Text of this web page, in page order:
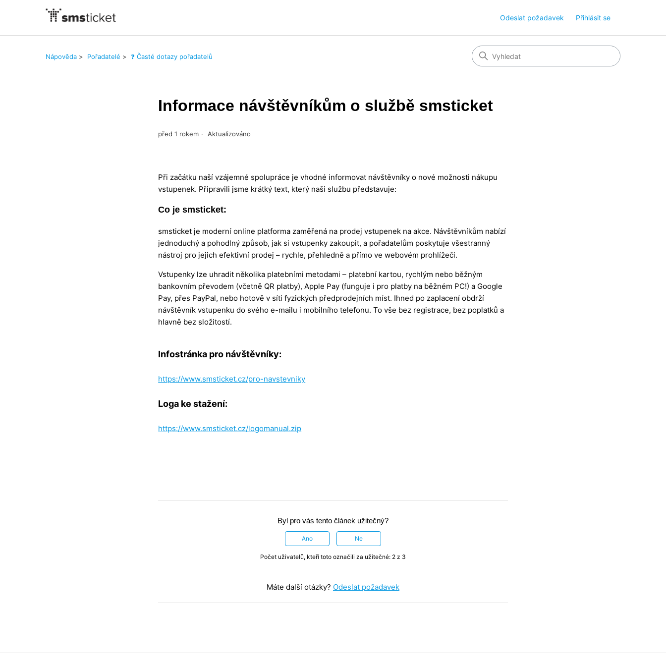
Odeslat požadavek Přihlásit se
Nápověda Pořadatelé ❓ Časté dotazy pořadatelů
Informace návštěvníkům o službě smsticket
před 1 rokem Aktualizováno
Při začátku naší vzájemné spolupráce je vhodné informovat návštěvníky o nové možnosti nákupu
vstupenek. Připravili jsme krátký text, který naši službu představuje:
Co je smsticket:
smsticket je moderní online platforma zaměřená na prodej vstupenek na akce. Návštěvníkům nabízí
jednoduchý a pohodlný způsob, jak si vstupenky zakoupit, a pořadatelům poskytuje všestranný
nástroj pro jejich efektivní prodej – rychle, přehledně a přímo ve webovém prohlížeči.
Vstupenky lze uhradit několika platebními metodami – platební kartou, rychlým nebo běžným
bankovním převodem (včetně QR platby), Apple Pay (funguje i pro platby na běžném PC!) a Google
Pay, přes PayPal, nebo hotově v síti fyzických předprodejních míst. Ihned po zaplacení obdrží
návštěvník vstupenku do svého e-mailu i mobilního telefonu. To vše bez registrace, bez poplatků a
hlavně bez složitostí.
Infostránka pro návštěvníky:
https://www.smsticket.cz/pro-navstevniky
Loga ke stažení:
https://www.smsticket.cz/logomanual.zip
Byl pro vás tento článek užitečný?
Ano Ne
Počet uživatelů, kteří toto označili za užitečné: 2 z 3
Máte další otázky? Odeslat požadavek